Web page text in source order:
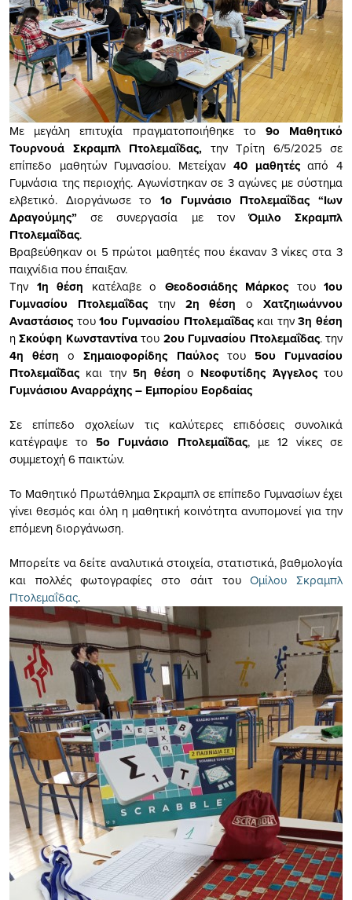
Με μεγάλη επιτυχία πραγματοποιήθηκε το 9ο Μαθητικό
Τουρνουά Σκραμπλ Πτολεμαΐδας, την Τρίτη 6/5/2025 σε
επίπεδο μαθητών Γυμνασίου. Μετείχαν 40 μαθητέςαπό 4
Γυμνάσια της περιοχής. Αγωνίστηκαν σε 3 αγώνες με σύστημα
ελβετικό. Διοργάνωσε το 1ο Γυμνάσιο Πτολεμαΐδας “Ιων
Δραγούμης” σε συνεργασία με τονΌμιλο Σκραμπλ
Πτολεμαΐδας.
Βραβεύθηκαν οι 5 πρώτοι μαθητές που έκαναν 3 νίκες στα 3
παιχνίδια που έπαιξαν.
Την 1η θέση κατέλαβε ο Θεοδοσιάδης Μάρκος του1ου
Γυμνασίου Πτολεμαΐδαςτην2η θέσηοΧατζηιωάννου
Αναστάσιος του1ου Γυμνασίου Πτολεμαΐδαςκαι την3η θέση
ηΣκούφη Κωνσταντίνατου 2ου Γυμνασίου Πτολεμαΐδας. την
4η θέσηοΣημαιοφορίδης Παύλος του 5ου Γυμνασίου
Πτολεμαΐδας και την 5η θέση ο Νεοφυτίδης Άγγελος του
Γυμνάσιου Αναρράχης – Εμπορίου Εορδαίας
Σε επίπεδο σχολείων τις καλύτερες επιδόσεις συνολικά
κατέγραψε το 5ο Γυμνάσιο Πτολεμαΐδας, με 12 νίκες σε
συμμετοχή 6 παικτών.
Το Μαθητικό Πρωτάθλημα Σκραμπλ σε επίπεδο Γυμνασίων έχει
γίνει θεσμός και όλη η μαθητική κοινότητα ανυπομονεί για την
επόμενη διοργάνωση.
Μπορείτε να δείτε αναλυτικά στοιχεία, στατιστικά, βαθμολογία
και πολλές φωτογραφίες στο σάιτ τουΟμίλου Σκραμπλ
Πτολεμαΐδας.